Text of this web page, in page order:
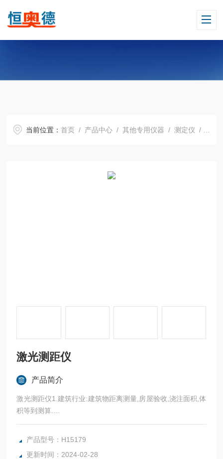
当前位置：首页 / 产品中心 /其他专用仪器 /测定仪 / H15179激光测距仪
激光测距仪
产品简介
激光测距仪1.建筑行业:建筑物距离测量,房屋验收,浇注面积,体
积等到测算.
2.内装行业:面积没蛳,门窗,支架尺寸测量.
产品型号：H15179
更新时间：2024-02-28